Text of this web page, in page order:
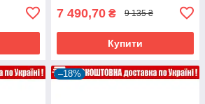
7 490,70 ₴ 9 135 ₴
Купити
–18%